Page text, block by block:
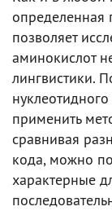
определенная
позволяет
аминокислот
лингвистики.
применить
сравнивая
кода, можно
характерные